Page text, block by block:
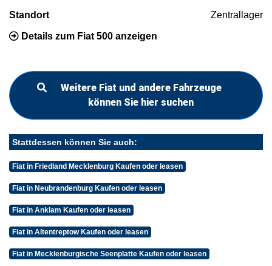
Standort Zentrallager
Details zum Fiat 500 anzeigen
Weitere Fiat und andere Fahrzeuge
können Sie hier suchen
Stattdessen können Sie auch:
Fiat in Friedland Mecklenburg Kaufen oder leasen
Fiat in Neubrandenburg Kaufen oder leasen
Fiat in Anklam Kaufen oder leasen
Fiat in Altentreptow Kaufen oder leasen
Fiat in Mecklenburgische Seenplatte Kaufen oder leasen